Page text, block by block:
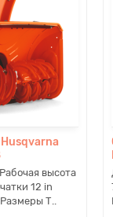
высота
12 in
Т..